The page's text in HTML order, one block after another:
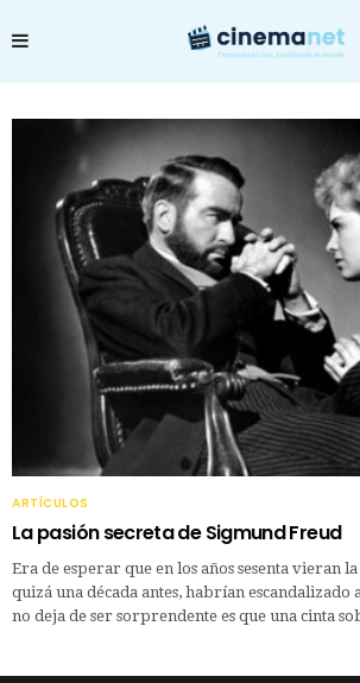
ARTÍCULOS
La pasión secreta de Sigmund Freud
Era de esperar que en los años sesenta vieran
quizá una década antes, habrían escandalizado
no deja de ser sorprendente es que una cinta